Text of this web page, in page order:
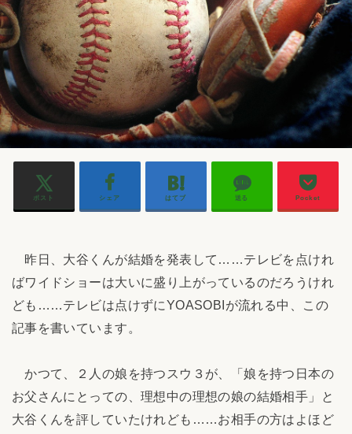
ポスト シェア はてブ 送る Pocket
昨日、大谷くんが結婚を発表して……テレビを点けれ
ばワイドショーは大いに盛り上がっているのだろうけれ
ども……テレビは点けずにYOASOBIが流れる中、この
記事を書いています。
かつて、２人の娘を持つスウ３が、「娘を持つ日本の
お父さんにとっての、理想中の理想の娘の結婚相手」と
大谷くんを評していたけれども……お相手の方はよほど